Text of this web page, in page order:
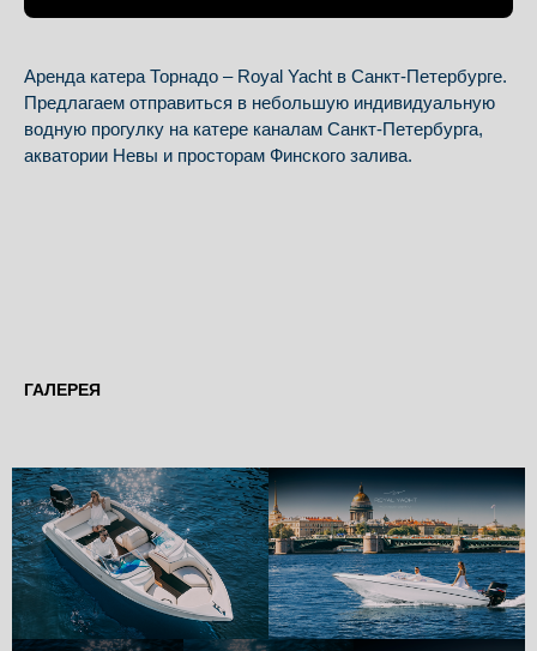
Аренда катера Торнадо – Royal Yacht в Санкт-Петербурге.
Предлагаем отправиться в небольшую индивидуальную
водную прогулку на катере каналам Санкт-Петербурга,
акватории Невы и просторам Финского залива.
ГАЛЕРЕЯ